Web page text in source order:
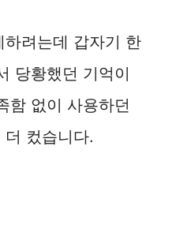
려는데 갑자기 한
당황했던 기억이
함 없이 사용하던
컸습니다.